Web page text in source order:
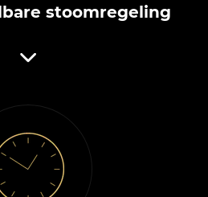
stoomregeling